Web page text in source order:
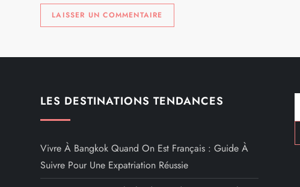
LES DESTINATIONS TENDANCES
Vivre À Bangkok Quand On Est Français : Guide À
Suivre Pour Une Expatriation Réussie